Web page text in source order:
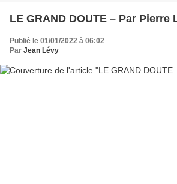
LE GRAND DOUTE – Par Pierre
Publié le 01/01/2022 à 06:02
Par Jean Lévy